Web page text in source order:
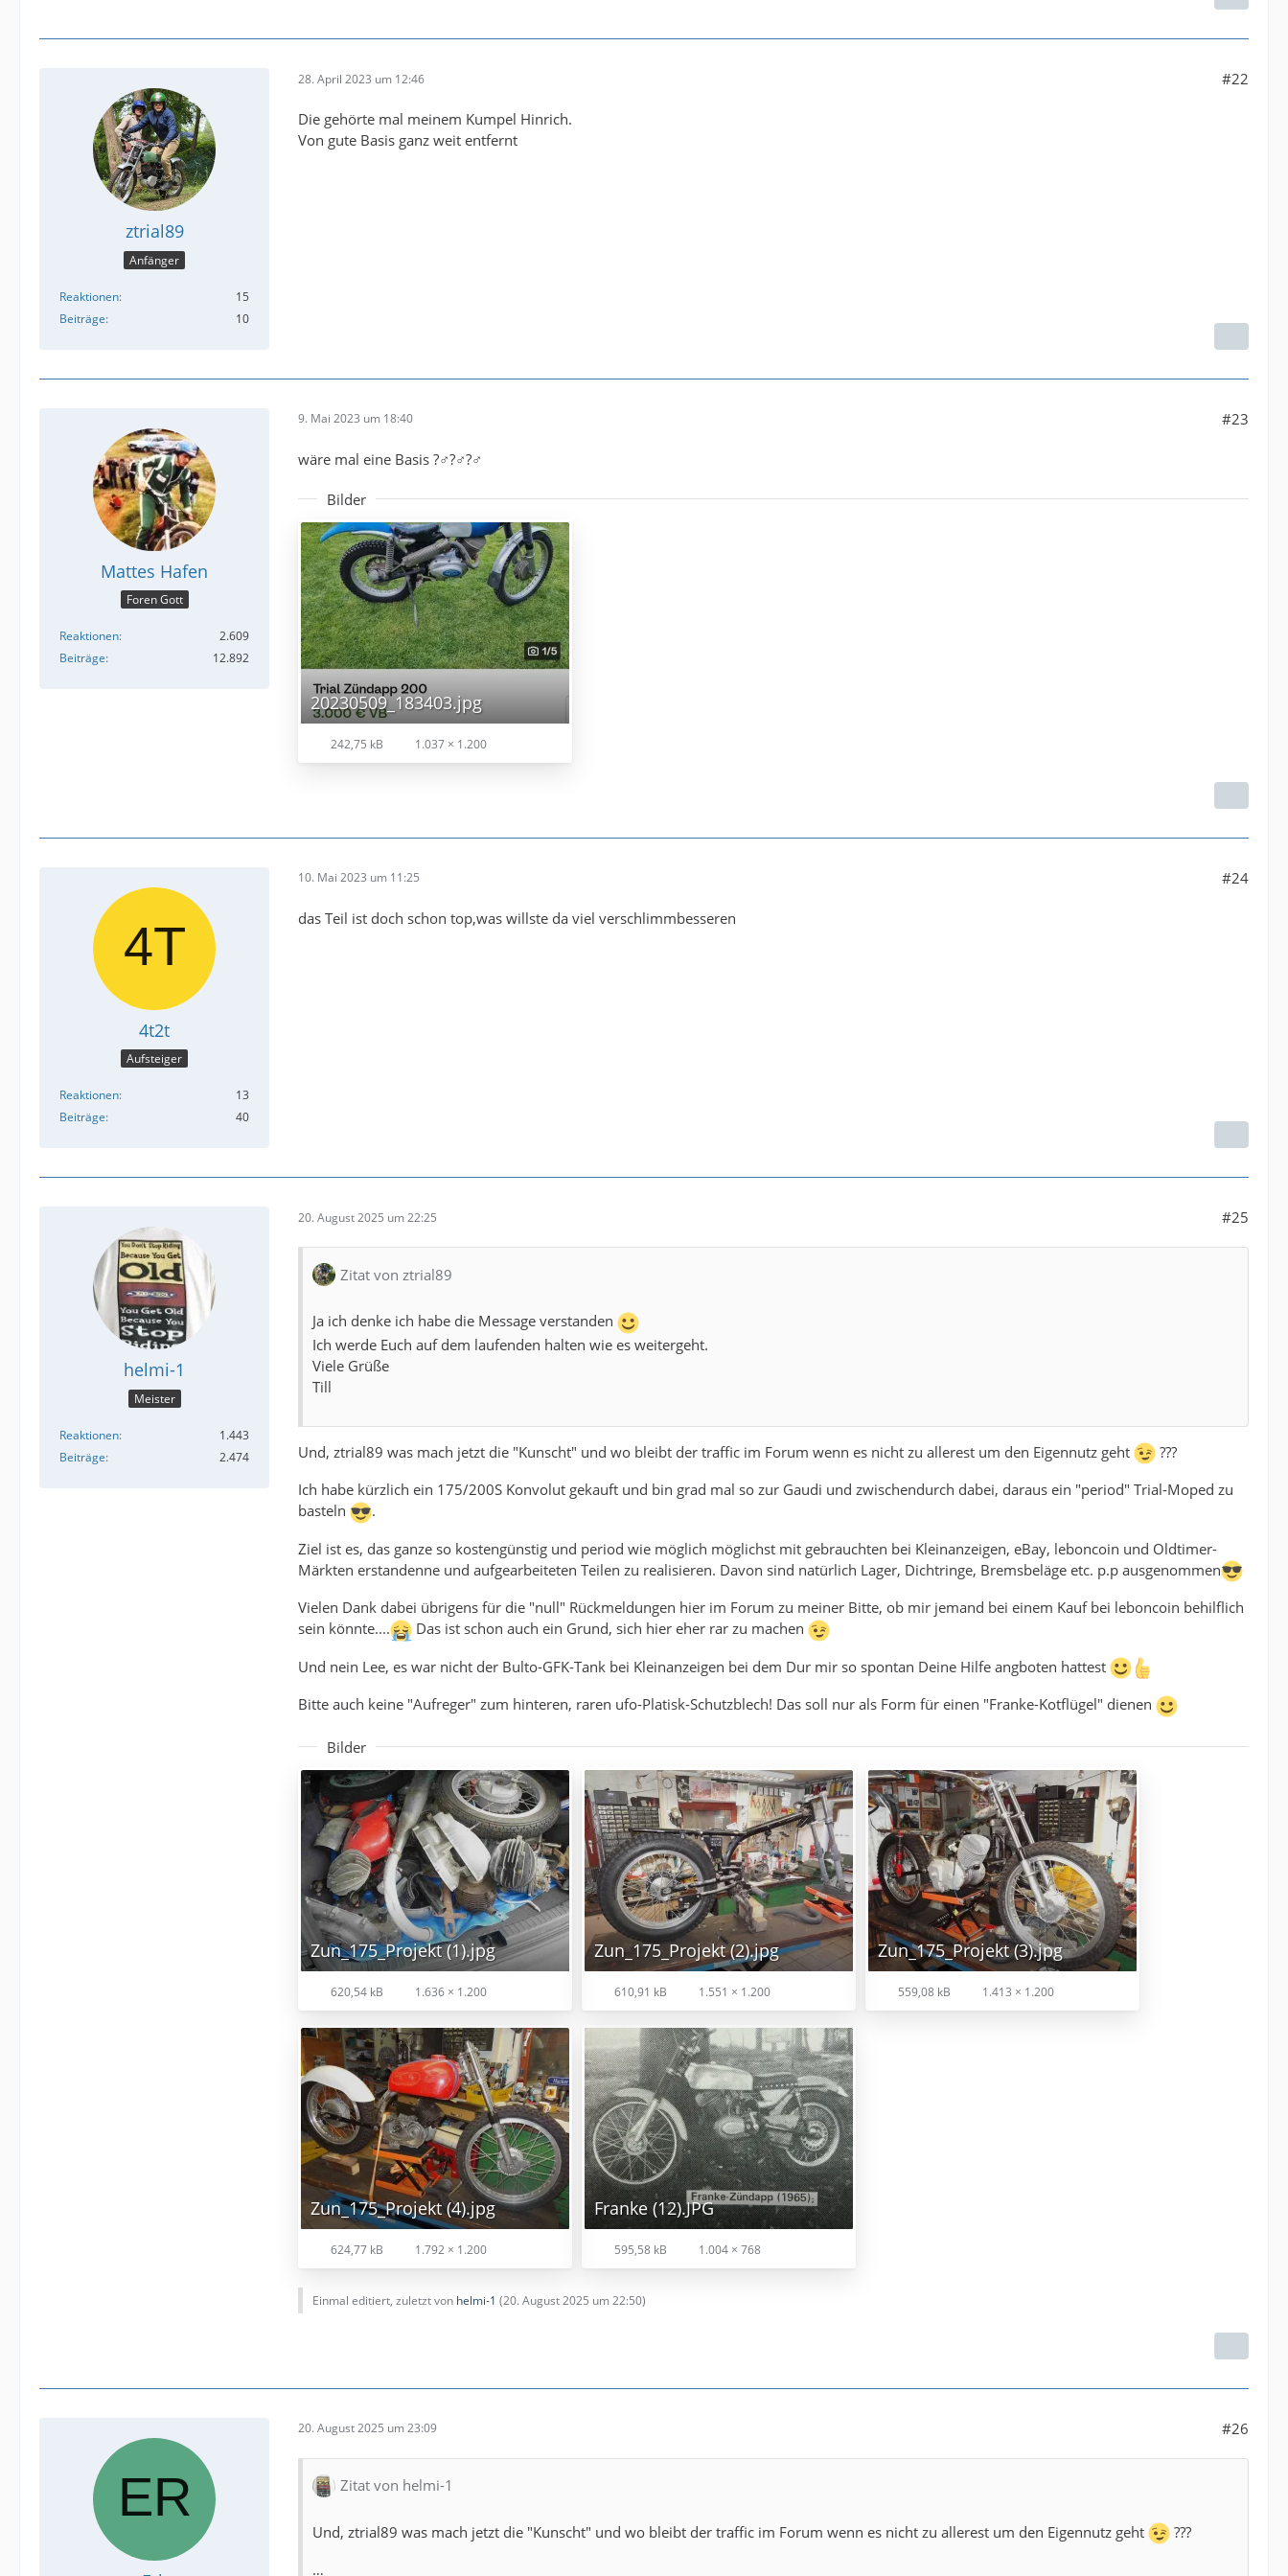
ztrial89
Anfänger
Reaktionen
15
Beiträge
10
28. April 2023 um 12:46 #22
Die gehörte mal meinem Kumpel Hinrich.
Von gute Basis ganz weit entfernt
Mattes Hafen
Foren Gott
Reaktionen
2.609
Beiträge
12.892
9. Mai 2023 um 18:40 #23
wäre mal eine Basis ?‍♂️?‍♂️?‍♂️
Bilder
20230509_183403.jpg
242,75 kB 1.037 × 1.200
4t2t
Aufsteiger
Reaktionen
13
Beiträge
40
10. Mai 2023 um 11:25 #24
das Teil ist doch schon top,was willste da viel verschlimmbesseren
helmi-1
Meister
Reaktionen
1.443
Beiträge
2.474
20. August 2025 um 22:25 #25
Zitat von ztrial89
Ja ich denke ich habe die Message verstanden
Ich werde Euch auf dem laufenden halten wie es weitergeht.
Viele Grüße
Till
Und, ztrial89 was mach jetzt die "Kunscht" und wo bleibt der traffic im Forum wenn es nicht zu allerest um den Eigennutz geht
???
Ich habe kürzlich ein 175/200S Konvolut gekauft und bin grad mal so zur Gaudi und zwischendurch dabei, daraus ein "period" Trial-Moped zu
basteln
.
Ziel ist es, das ganze so kostengünstig und period wie möglich möglichst mit gebrauchten bei Kleinanzeigen, eBay, leboncoin und Oldtimer-
Märkten erstandenne und aufgearbeiteten Teilen zu realisieren. Davon sind natürlich Lager, Dichtringe, Bremsbeläge etc. p.p ausgenommen
Vielen Dank dabei übrigens für die "null" Rückmeldungen hier im Forum zu meiner Bitte, ob mir jemand bei einem Kauf bei leboncoin behilflich
sein könnte....
Das ist schon auch ein Grund, sich hier eher rar zu machen
Und nein Lee, es war nicht der Bulto-GFK-Tank bei Kleinanzeigen bei dem Dur mir so spontan Deine Hilfe angboten hattest
Bitte auch keine "Aufreger" zum hinteren, raren ufo-Platisk-Schutzblech! Das soll nur als Form für einen "Franke-Kotflügel" dienen
Bilder
Zun_175_Projekt (1).jpg
620,54 kB 1.636 × 1.200
Zun_175_Projekt (2).jpg
610,91 kB 1.551 × 1.200
Zun_175_Projekt (3).jpg
559,08 kB 1.413 × 1.200
Zun_175_Projekt (4).jpg
624,77 kB 1.792 × 1.200
Franke (12).JPG
595,58 kB 1.004 × 768
Einmal editiert, zuletzt von helmi-1 (20. August 2025 um 22:50)
20. August 2025 um 23:09 #26
Zitat von helmi-1
Und, ztrial89 was mach jetzt die "Kunscht" und wo bleibt der traffic im Forum wenn es nicht zu allerest um den Eigennutz geht
???
…